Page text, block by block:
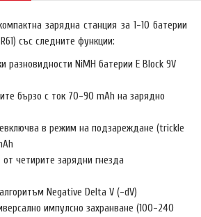
зарядна станция за 1-10 батерии
със следните функции:
разновидности NiMH батерии E Block 9V
бързо с ток 70-90 mAh на зарядно
в режим на подзареждане (trickle
от четирите зарядни гнезда
Negative Delta V (-dV)
импулсно захранване (100-240